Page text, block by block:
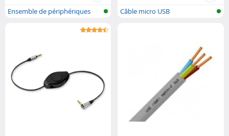
Ensemble de périphériques
Câble micro USB